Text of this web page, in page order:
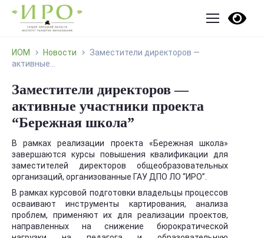
ИОМ Новости
Заместители директоров —
активные...
Заместители директоров —
активные участники проекта
“Бережная школа”
В рамках реализации проекта «Бережная школа»
завершаются курсы повышения квалификации для
заместителей директоров общеобразовательных
организаций, организованные ГАУ ДПО ЛО “ИРО”.
В рамках курсовой подготовки владельцы процессов
осваивают инструменты картирования, анализа
проблем, применяют их для реализации проектов,
направленных на снижение бюрократической